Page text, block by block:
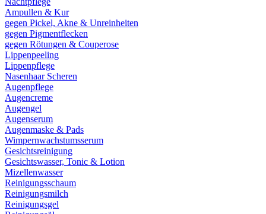
Ampullen & Kur
gegen Pickel, Akne & Unreinheiten
gegen Pigmentflecken
gegen Rötungen & Couperose
Lippenpeeling
Lippenpflege
Nasenhaar Scheren
Augenpflege
Augencreme
Augengel
Augenserum
Augenmaske & Pads
Wimpernwachstumsserum
Gesichtsreinigung
Gesichtswasser, Tonic & Lotion
Mizellenwasser
Reinigungsschaum
Reinigungsmilch
Reinigungsgel